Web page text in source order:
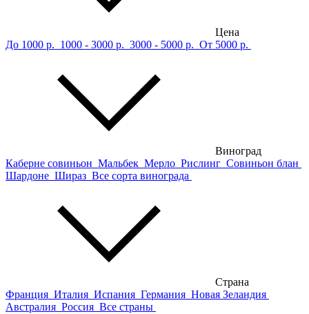
Цена
До 1000 р. 1000 - 3000 р. 3000 - 5000 р. От 5000 р.
Виноград
Каберне совиньон Мальбек Мерло Рислинг Совиньон блан
Шардоне Шираз Все сорта винограда
Страна
Франция Италия Испания Германия Новая Зеландия
Австралия Россия Все страны